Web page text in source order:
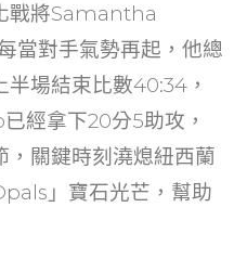
戰將Samantha
對手氣勢再起，他總
場結束比數40:34，
拿下20分5助攻，
，關鍵時刻澆熄紐西蘭
」寶石光芒，幫助